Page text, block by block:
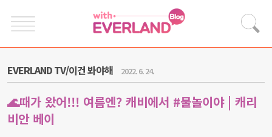
EVERLAND TV/이건 봐야해 2022. 6. 24.
🌊때가 왔어!!! 여름엔? 캐비에서 #물놀이야 | 캐리
비안 베이